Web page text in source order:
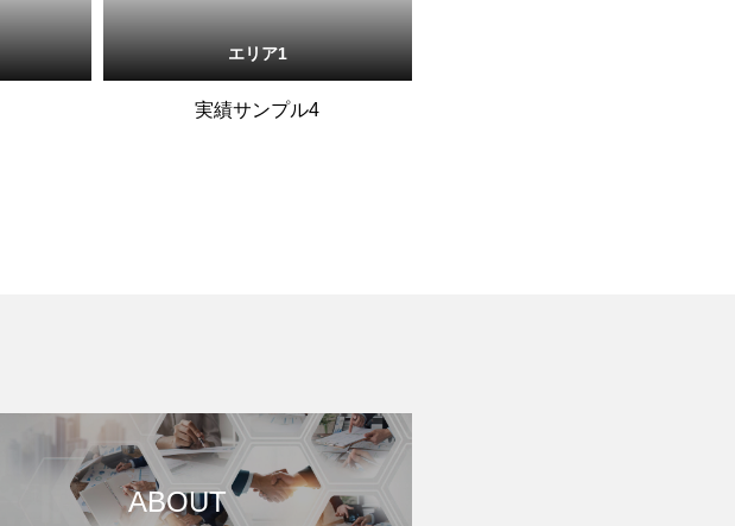
エリア1
実績サンプル4
ABOUT